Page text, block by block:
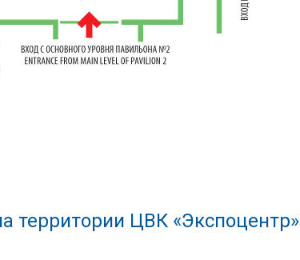
территории ЦВК «Экспоцентр»